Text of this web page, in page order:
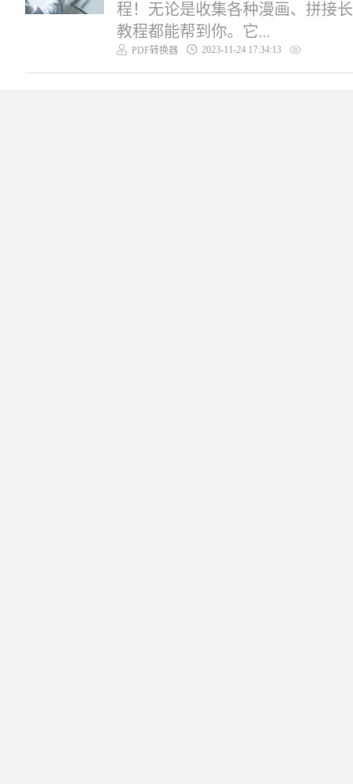
程！无论是收集各种漫画、拼接
教程都能帮到你。它...
PDF转换器 2023-11-24 17:34:13